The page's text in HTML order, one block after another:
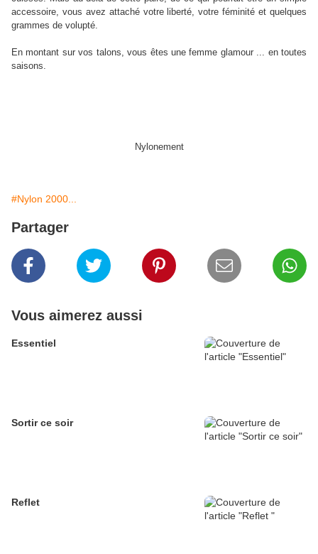
accessoire, vous avez attaché votre liberté, votre féminité et quelques
grammes de volupté.
En montant sur vos talons, vous êtes une femme glamour ... en toutes
saisons.
Nylonement
#Nylon 2000...
Partager
Vous aimerez aussi
Essentiel
Sortir ce soir
Reflet